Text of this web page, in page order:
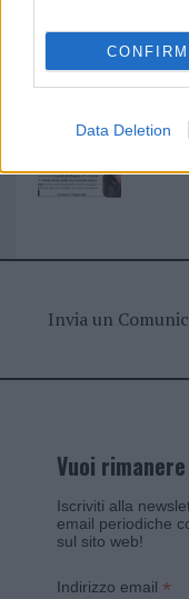
CONFIRM
Data Deletion
I nostri
Invia un
Vuoi
Iscriviti alla
email periodiche
sul sito web!
Indirizzo email *